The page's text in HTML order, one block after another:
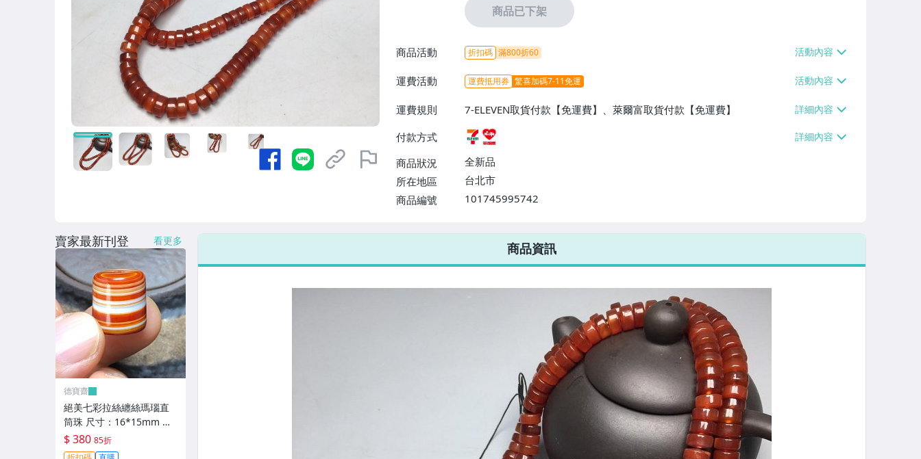
商品已下架
商品活動 折扣碼 滿800折60
運費活動 運費抵用券 驚喜加碼7-11免運
運費規則
7-ELEVEN取貨付款【免運費】、萊爾富取貨付款【免運費】
付款方式
商品狀況
全新品
所在地區
台北市
商品編號
101745995742
7-ELEVEN 運費只要38元
不限金額、筆數，筆筆優惠無限次！
商品資訊
賣家最新刊登 看更多
德寶齋
絕美七彩拉絲纏絲瑪瑙直
筒珠 尺寸：16*15mm 七
彩拉絲，螺旋上升，高瓷
料子， 天珠 瑪瑙 古玩 二
$ 380 85折